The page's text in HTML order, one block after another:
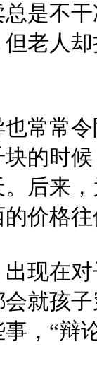
是不
老人
常令
的时
后来
价格
在对
就孩
，“辩